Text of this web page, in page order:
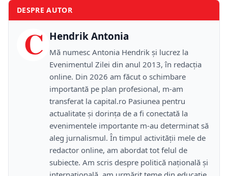
DESPRE AUTOR
C Hendrik Antonia
Mă numesc Antonia Hendrik și lucrez la
Evenimentul Zilei din anul 2013, în redacția
online. Din 2026 am făcut o schimbare
importantă pe plan profesional, m-am
transferat la capital.ro Pasiunea pentru
actualitate și dorința de a fi conectată la
evenimentele importante m-au determinat să
aleg jurnalismul. În timpul activității mele de
redactor online, am abordat tot felul de
subiecte. Am scris despre politică națională și